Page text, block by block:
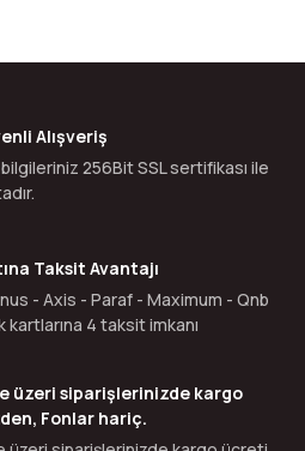
Alışveriş
256Bit SSL sertifikası ile
Taksit Avantajı
- Axis - Paraf - Maximum - Qnb
kartlarına 4 taksit imkanı
üzeri siparişlerinizde kargo
Fonlar hariç.